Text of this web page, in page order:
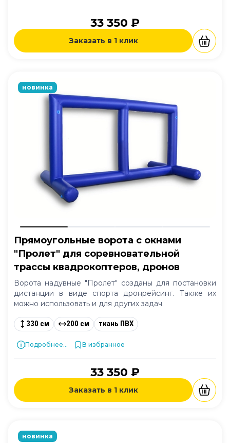
33 350 ₽
Заказать в 1 клик
новинка
Прямоугольные ворота с окнами
"Пролет" для соревновательной
трассы квадрокоптеров, дронов
Ворота надувные "Пролет" созданы для постановки
дистанции в виде спорта дронрейсинг. Также их
можно использовать и для других задач.
330 см 200 см ткань ПВХ
Подробнее... В избранное
33 350 ₽
Заказать в 1 клик
новинка